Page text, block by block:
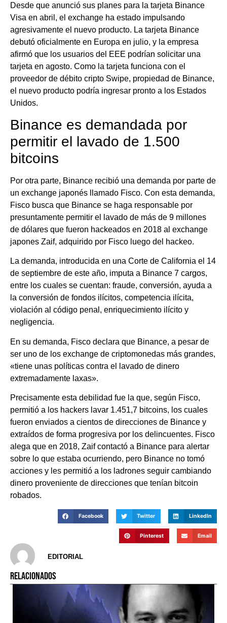
Desde que anunció sus planes para la tarjeta Binance
Visa en abril, el exchange ha estado impulsando
agresivamente el nuevo producto. La tarjeta Binance
debutó oficialmente en Europa en julio, y la empresa
afirmó que los usuarios del EEE podrían solicitar una
tarjeta en agosto. Como la tarjeta funciona con el
proveedor de débito cripto Swipe, propiedad de Binance,
el nuevo producto podría ingresar pronto a los Estados
Unidos.
Binance es demandada por
permitir el lavado de 1.500
bitcoins
Por otra parte, Binance recibió una demanda por parte de
un exchange japonés llamado Fisco. Con esta demanda,
Fisco busca que Binance se haga responsable por
presuntamente permitir el lavado de más de 9 millones
de dólares que fueron hackeados en 2018 al exchange
japones Zaif, adquirido por Fisco luego del hackeo.
La demanda, introducida en una Corte de California el 14
de septiembre de este año, imputa a Binance 7 cargos,
entre los cuales se cuentan: fraude, conversión, ayuda a
la conversión de fondos ilícitos, competencia ilícita,
violación al código penal, enriquecimiento ilícito y
negligencia.
En su demanda, Fisco declara que Binance, a pesar de
ser uno de los exchange de criptomonedas más grandes,
«tiene unas políticas contra el lavado de dinero
extremadamente laxas».
Precisamente esta debilidad fue la que, según Fisco,
permitió a los hackers lavar 1.451,7 bitcoins, los cuales
fueron enviados a cientos de direcciones de Binance y
extraídos de forma progresiva por los delincuentes. Fisco
alega que en 2018, Zaif contactó a Binance para alertar
sobre lo que estaba ocurriendo, pero Binance no tomó
acciones y les permitió a los ladrones seguir cambiando
dinero proveniente de direcciones que tenían bitcoin
robados.
Facebook Twitter LinkedIn
Pinterest Email
EDITORIAL
RELACIONADOS